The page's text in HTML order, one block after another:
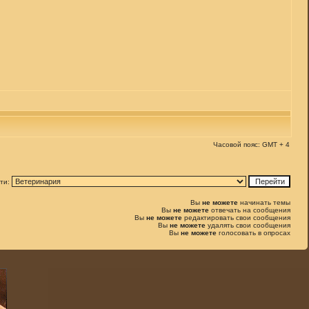
Часовой пояс: GMT + 4
Вы не можете начинать темы
Вы не можете отвечать на сообщения
Вы не можете редактировать свои сообщения
Вы не можете удалять свои сообщения
Вы не можете голосовать в опросах